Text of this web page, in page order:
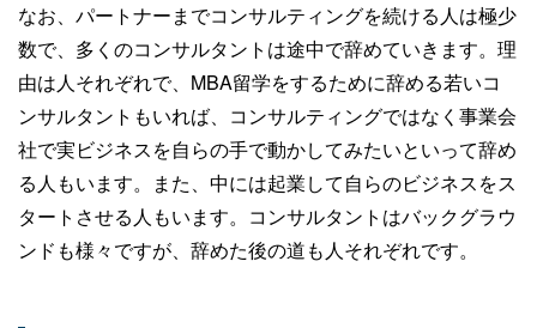
なお、パートナーまでコンサルティングを続ける人は極少
数で、多くのコンサルタントは途中で辞めていきます。理
由は人それぞれで、MBA留学をするために辞める若いコ
ンサルタントもいれば、コンサルティングではなく事業会
社で実ビジネスを自らの手で動かしてみたいといって辞め
る人もいます。また、中には起業して自らのビジネスをス
タートさせる人もいます。コンサルタントはバックグラウ
ンドも様々ですが、辞めた後の道も人それぞれです。